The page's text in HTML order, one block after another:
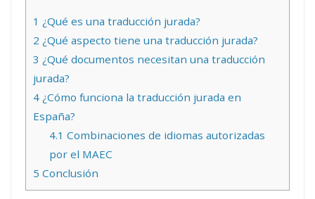
1 ¿Qué es una traducción jurada?
2 ¿Qué aspecto tiene una traducción jurada?
3 ¿Qué documentos necesitan una traducción
jurada?
4 ¿Cómo funciona la traducción jurada en
España?
4.1 Combinaciones de idiomas autorizadas
por el MAEC
5 Conclusión